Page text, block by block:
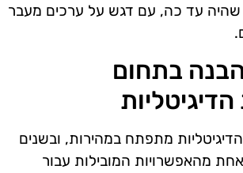
שהיה עד כה, עם דגש על ערכים מעבר
בתחום
מתפתח במהירות, ובשנים
מהאפשרויות המובילות עבור